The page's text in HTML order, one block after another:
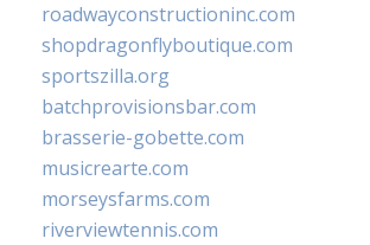
roadwayconstructioninc.com
shopdragonflyboutique.com
sportszilla.org
batchprovisionsbar.com
brasserie-gobette.com
musicrearte.com
morseysfarms.com
riverviewtennis.com